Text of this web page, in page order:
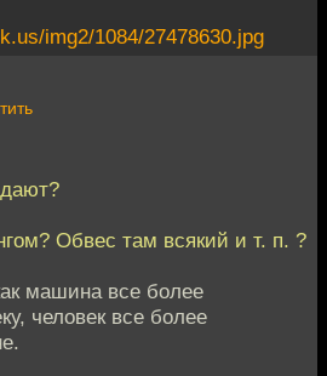
img2/1084/27478630.jpg
Обвес там всякий и т. п. ?
машина все более
человек все более